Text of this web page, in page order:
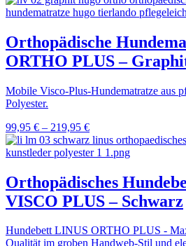
Orthopädische
ORTHO PLUS –
Mobile Visco-Plus-Hundematratze aus
Polyester.
99,95 € – 219,95 €
Orthopädisches
VISCO PLUS – Schwarz
Hundebett LINUS ORTHO PLUS -
Qualität im groben Handweb-Stil und